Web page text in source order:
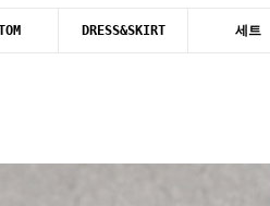
DRESS&SKIRT 세트